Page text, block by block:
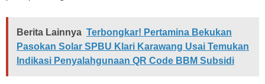
Berita Lainnya Terbongkar! Pertamina Bekukan
Pasokan Solar SPBU Klari Karawang Usai Temukan
Indikasi Penyalahgunaan QR Code BBM Subsidi